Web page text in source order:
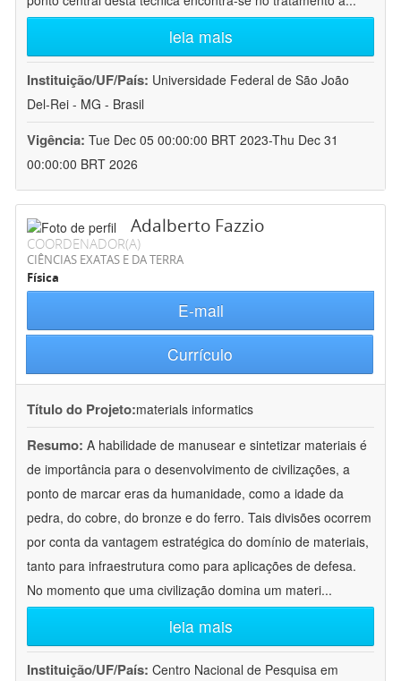
leia mais
Instituição/UF/País: Universidade Federal de São João
Del-Rei - MG - Brasil
Vigência: Tue Dec 05 00:00:00 BRT 2023-Thu Dec 31
00:00:00 BRT 2026
Adalberto Fazzio
COORDENADOR(A)
CIÊNCIAS EXATAS E DA TERRA
Física
E-mail
Currículo
Título do Projeto:materials informatics
Resumo: A habilidade de manusear e sintetizar materiais é
de importância para o desenvolvimento de civilizações, a
ponto de marcar eras da humanidade, como a idade da
pedra, do cobre, do bronze e do ferro. Tais divisões ocorrem
por conta da vantagem estratégica do domínio de materiais,
tanto para infraestrutura como para aplicações de defesa.
No momento que uma civilização domina um materi...
leia mais
Instituição/UF/País: Centro Nacional de Pesquisa em